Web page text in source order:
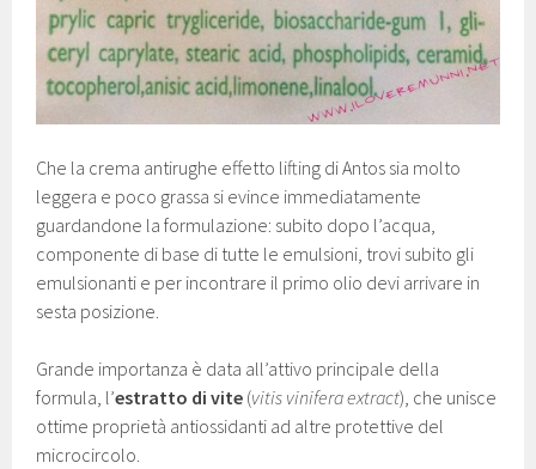
Che la crema antirughe effetto lifting di Antos sia molto
leggera e poco grassa si evince immediatamente
guardandone la formulazione: subito dopo l’acqua,
componente di base di tutte le emulsioni, trovi subito gli
emulsionanti e per incontrare il primo olio devi arrivare in
sesta posizione.
Grande importanza è data all’attivo principale della
formula, l’estratto di vite (vitis vinifera extract), che unisce
ottime proprietà antiossidanti ad altre protettive del
microcircolo.